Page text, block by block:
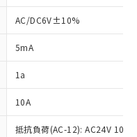
AC/DC6V±10%
5mA
1a
10A
抵抗負荷(AC-12): AC24V 10A/
き、同意のうえ
御機器事業取扱
よび標準価格
だくもので
商品の中には、
令（10物質）の
対応品を出す予
令（10物質）の
たは確認中の
無形物で、有
品です。
が中国RoHSの
ます。